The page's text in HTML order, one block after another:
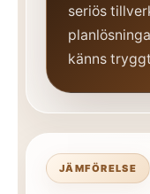
seriös
känns
JÄMFÖRELSE